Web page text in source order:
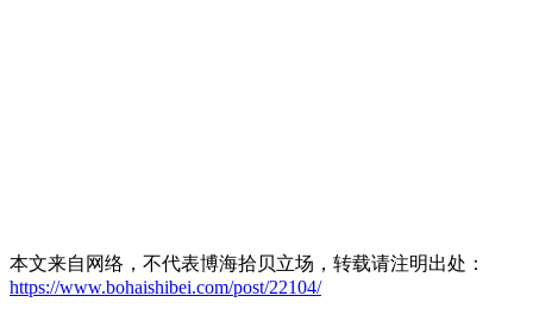
本文来自网络，不代表博海拾贝立场，转载请注明出处：
https://www.bohaishibei.com/post/22104/